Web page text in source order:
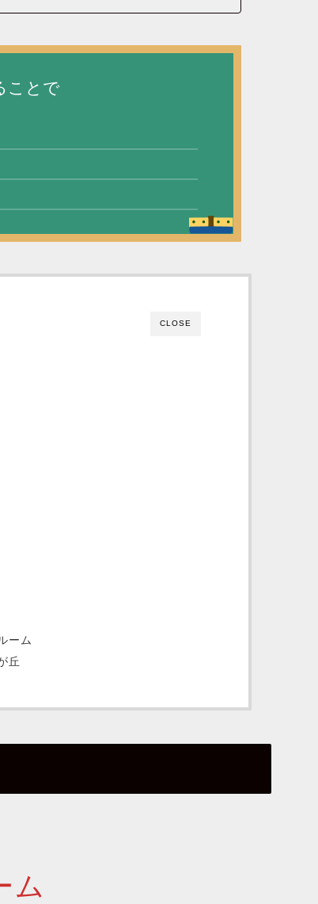
ことで
CLOSE
ーム
丘
ム